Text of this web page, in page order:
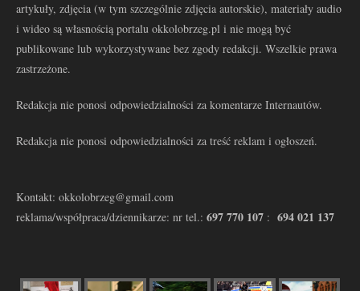
artykuły, zdjęcia (w tym szczególnie zdjęcia autorskie), materiały audio
i wideo są własnością portalu okkolobrzeg.pl i nie mogą być
publikowane lub wykorzystywane bez zgody redakcji. Wszelkie prawa
zastrzeżone.
Redakcja nie ponosi odpowiedzialności za komentarze Internautów.
Redakcja nie ponosi odpowiedzialności za treść reklam i ogłoszeń.
Kontakt: okkolobrzeg@gmail.com
reklama/współpraca/dziennikarze: nr tel.: 697 770 107 : 694 021 137